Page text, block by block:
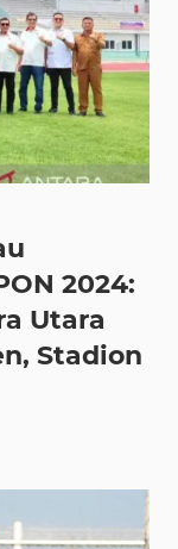
2024:
Utara
Stadion